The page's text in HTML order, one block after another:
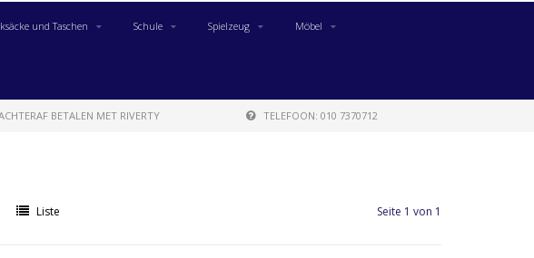
und Taschen Schule Spielzeug Möbel
BETALEN MET RIVERTY TELEFOON: 010 7370712
Liste Seite 1 von 1